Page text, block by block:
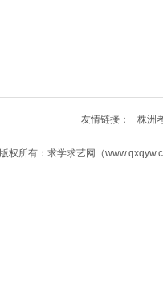
友情链接： 株洲
版权所有：求学求艺网（